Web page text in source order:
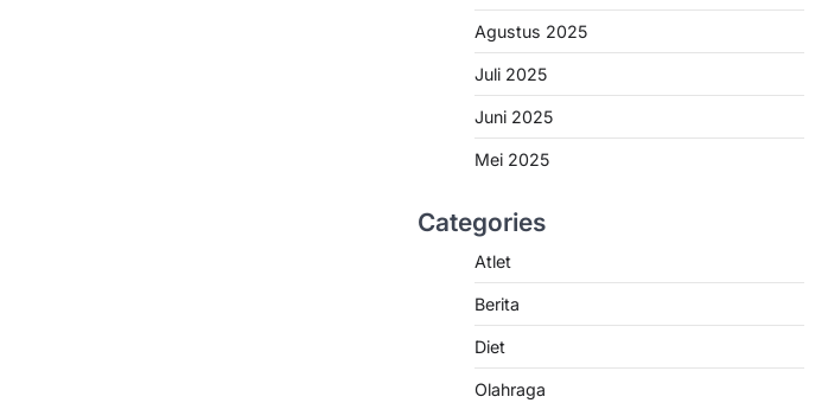
Agustus 2025
Juli 2025
Juni 2025
Mei 2025
Categories
Atlet
Berita
Diet
Olahraga